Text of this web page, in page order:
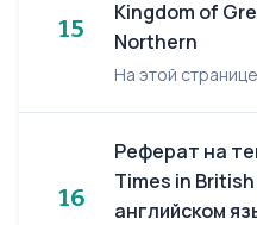
15
Kingdom of
Northern
16
Реферат на
Times in
английском